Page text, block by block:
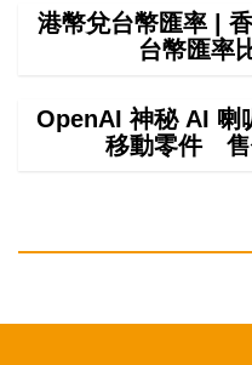
港幣兌台幣匯率 |
台幣匯率
OpenAI 神秘 AI 喇
移動零件 售